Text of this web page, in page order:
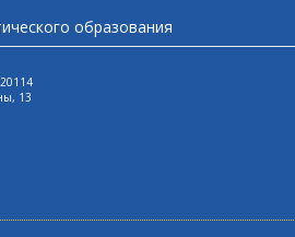
образования
13